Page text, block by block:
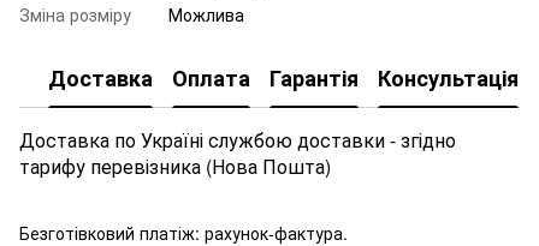
Зміна розміру
Можлива
Доставка Оплата Гарантія Консультація
Доставка по Україні службою доставки - згідно
тарифу перевізника (Нова Пошта)
Безготівковий платіж: рахунок-фактура.